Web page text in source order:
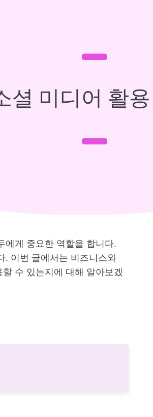
셜 미디어 활
에게 중요한 역할을 합니다.
. 이번 글에서는 비즈니스와
수 있는지에 대해 알아보겠